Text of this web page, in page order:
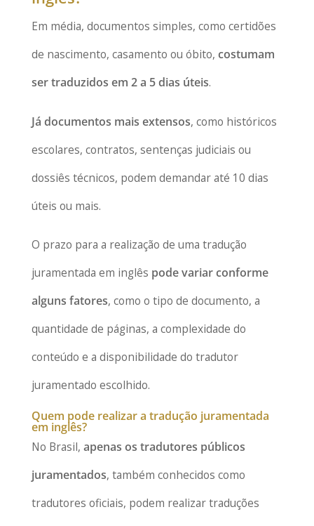
Em média, documentos simples, como certidões
de nascimento, casamento ou óbito, costumam
ser traduzidos em 2 a 5 dias úteis.
Já documentos mais extensos, como históricos
escolares, contratos, sentenças judiciais ou
dossiês técnicos, podem demandar até 10 dias
úteis ou mais.
O prazo para a realização de uma tradução
juramentada em inglês pode variar conforme
alguns fatores, como o tipo de documento, a
quantidade de páginas, a complexidade do
conteúdo e a disponibilidade do tradutor
juramentado escolhido.
Quem pode realizar a tradução juramentada
em inglês?
No Brasil, apenas os tradutores públicos
juramentados, também conhecidos como
tradutores oficiais, podem realizar traduções